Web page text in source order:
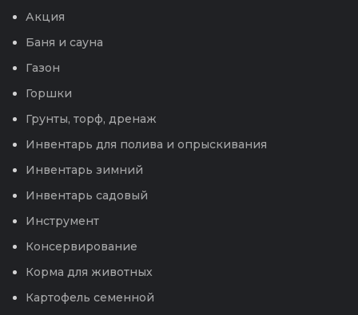
Акция
Баня и сауна
Газон
Горшки
Грунты, торф, дренаж
Инвентарь для полива и опрыскивания
Инвентарь зимний
Инвентарь садовый
Инструмент
Консервирование
Корма для животных
Картофель семенной